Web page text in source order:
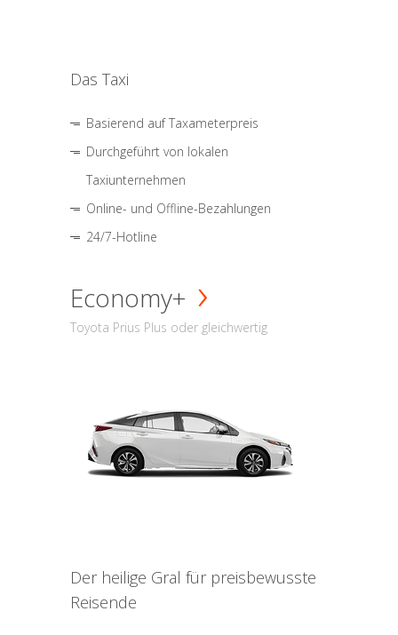
Das Taxi
Basierend auf Taxameterpreis
Durchgeführt von lokalen
Taxiunternehmen
Online- und Offline-Bezahlungen
24/7-Hotline
Economy+
Toyota Prius Plus oder gleichwertig
Der heilige Gral für preisbewusste
Reisende